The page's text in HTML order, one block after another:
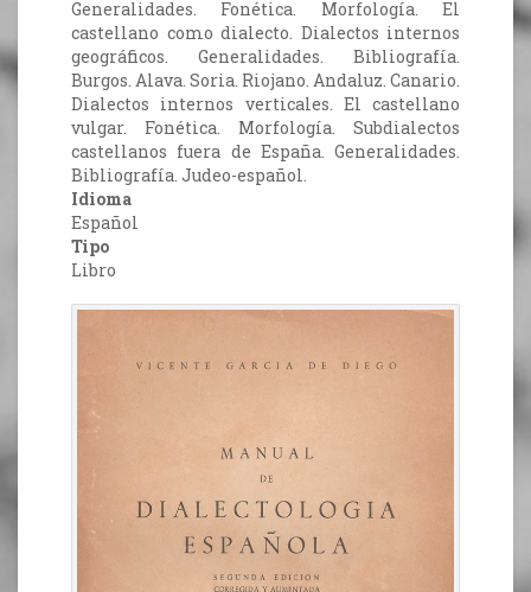
Generalidades. Fonética. Morfología. El
castellano como dialecto. Dialectos internos
geográficos. Generalidades. Bibliografía.
Burgos. Alava. Soria. Riojano. Andaluz. Canario.
Dialectos internos verticales. El castellano
vulgar. Fonética. Morfología. Subdialectos
castellanos fuera de España. Generalidades.
Bibliografía. Judeo-español.
Idioma
Español
Tipo
Libro